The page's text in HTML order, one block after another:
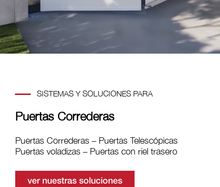
SISTEMAS Y SOLUCIONES PARA
Puertas Correderas
Puertas Correderas – Puertas Telescópicas
Puertas voladizas – Puertas con riel trasero
ver nuestras soluciones